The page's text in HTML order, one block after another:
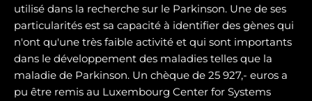
utilisé dans la recherche sur le Parkinson. Une de ses
particularités est sa capacité à identifier des gènes qui
n'ont qu'une très faible activité et qui sont importants
dans le développement des maladies telles que la
maladie de Parkinson. Un chèque de 25 927,- euros a
pu être remis au Luxembourg Center for Systems